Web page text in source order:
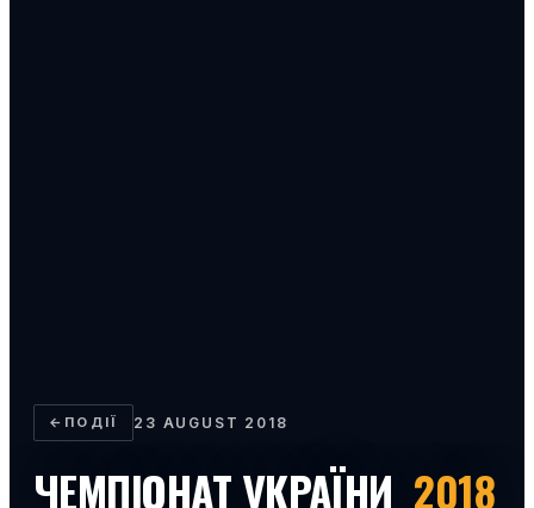
← ПОДІЇ 23 AUGUST 2018
ЧЕМПІОНАТ УКРАЇНИ 2018